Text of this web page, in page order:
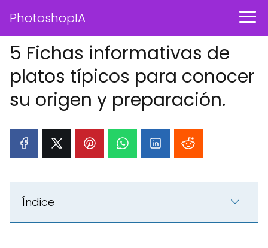
PhotoshopIA
5 Fichas informativas de
platos típicos para conocer
su origen y preparación.
Índice